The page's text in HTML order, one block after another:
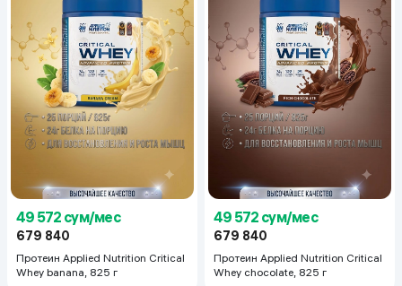
49 572 сум/мес
679 840
Протеин Applied Nutrition Critical
Whey banana, 825 г
49 572 сум/мес
679 840
Протеин Applied Nutrition Critical
Whey chocolate, 825 г